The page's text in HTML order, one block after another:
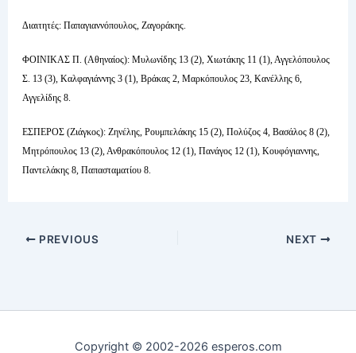
Διαιτητές: Παπαγιαννόπουλος, Ζαγοράκης.
ΦΟΙΝΙΚΑΣ Π. (Αθηναίος): Μυλωνίδης 13 (2), Χιωτάκης 11 (1), Αγγελόπουλος
Σ. 13 (3), Καλφαγιάννης 3 (1), Βράκας 2, Μαρκόπουλος 23, Κανέλλης 6,
Αγγελίδης 8.
ΕΣΠΕΡΟΣ (Ζιάγκος): Ζηνέλης, Ρουμπελάκης 15 (2), Πολύζος 4, Βασάλος 8 (2),
Μητρόπουλος 13 (2), Ανθρακόπουλος 12 (1), Πανάγος 12 (1), Κουφόγιαννης,
Παντελάκης 8, Παπασταματίου 8.
PREVIOUS NEXT
Copyright © 2002-2026 esperos.com